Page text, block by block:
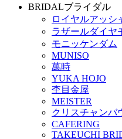
BRIDALブライダル
ロイヤルアッシ
ラザールダイヤ
モニッケンダム
MUNISO
萬時
YUKA HOJO
杢目金屋
MEISTER
クリスチャンバ
CAFERING
TAKEUCHI